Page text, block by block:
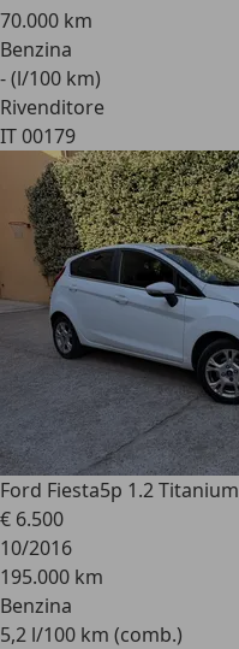
70.000 km
Benzina
- (l/100 km)
Rivenditore
IT 00179
Ford Fiesta5p 1.2
€ 6.500
10/2016
195.000 km
Benzina
5,2 l/100 km (comb.)